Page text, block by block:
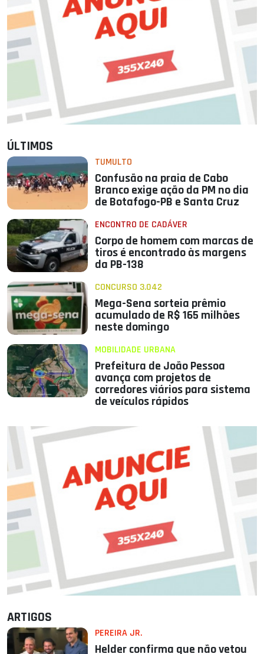
ÚLTIMOS
TUMULTO
Confusão na praia de Cabo
Branco exige ação da PM no dia
de Botafogo-PB e Santa Cruz
ENCONTRO DE CADÁVER
Corpo de homem com marcas de
tiros é encontrado às margens
da PB-138
CONCURSO 3.042
Mega-Sena sorteia prêmio
acumulado de R$ 165 milhões
neste domingo
MOBILIDADE URBANA
Prefeitura de João Pessoa
avança com projetos de
corredores viários para sistema
de veículos rápidos
ARTIGOS
PEREIRA JR.
Helder confirma que não vetou